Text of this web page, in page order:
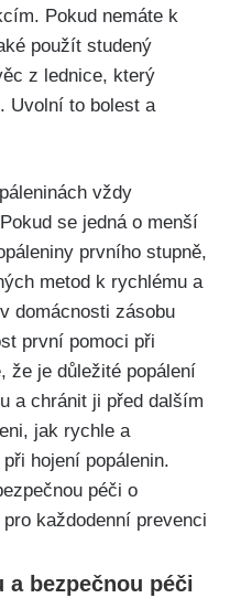
⁤Pokud nemáte k
použít ‌studený
‍z ⁢lednice, který
Uvolní ‍to bolest a
vždy
se jedná o ‍menší
‍prvního stupně,
metod k ⁤rychlému a
domácnosti zásobu
první pomoci při
že je důležité popálení
⁣a⁤ chránit⁣ ji ⁤před dalším
jak​ rychle a
hojení‌ popálenin.
a bezpečnou péči